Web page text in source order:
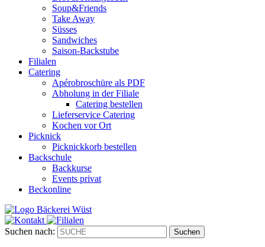
Soup&Friends
Take Away
Süsses
Sandwiches
Saison-Backstube
Filialen
Catering
Apérobroschüre als PDF
Abholung in der Filiale
Catering bestellen
Lieferservice Catering
Kochen vor Ort
Picknick
Picknickkorb bestellen
Backschule
Backkurse
Events privat
Beckonline
Suchen nach: Suchen